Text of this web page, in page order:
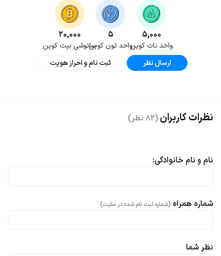
۵,۰۰۰
واحد نات کوین
۵
واحد تون کوین
۲۰,۰۰۰
ساتوشی بیت کوین
ارسال نظر
ثبت نام و احراز هویت
نظرات کاربران (۸۲ نظر)
نام و نام خانوادگی:
شماره همراه (شماره ثبت نام شده در سایت)
نظر شما